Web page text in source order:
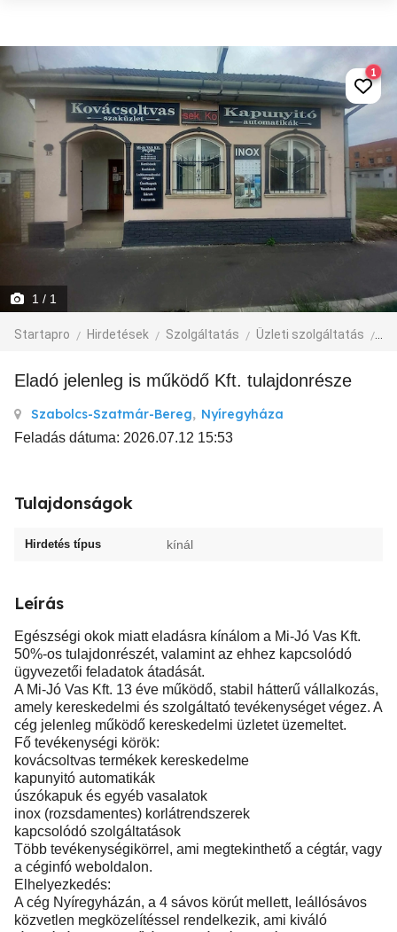
1 / 1
Startapro Hirdetések Szolgáltatás Üzleti szolgáltatás
1
Eladó jelenleg is működő Kft. tulajdonrésze
Szabolcs-Szatmár-Bereg, Nyíregyháza
Feladás dátuma: 2026.07.12 15:53
Tulajdonságok
Hirdetés típus kínál
Leírás
Egészségi okok miatt eladásra kínálom a Mi-Jó Vas Kft.
50%-os tulajdonrészét, valamint az ehhez kapcsolódó
ügyvezetői feladatok átadását.
A Mi-Jó Vas Kft. 13 éve működő, stabil hátterű vállalkozás,
amely kereskedelmi és szolgáltató tevékenységet végez. A
cég jelenleg működő kereskedelmi üzletet üzemeltet.
Fő tevékenységi körök:
kovácsoltvas termékek kereskedelme
kapunyitó automatikák
úszókapuk és egyéb vasalatok
inox (rozsdamentes) korlátrendszerek
kapcsolódó szolgáltatások
Több tevékenységikörrel, ami megtekinthető a cégtár, vagy
a céginfó weboldalon.
Elhelyezkedés:
A cég Nyíregyházán, a 4 sávos körút mellett, leállósávos
közvetlen megközelítéssel rendelkezik, ami kiváló